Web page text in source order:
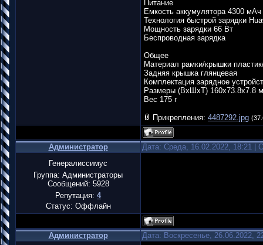
Питание
Емкость аккумулятора 4300 мАч
Технология быстрой зарядки
Мощность зарядки 66 Вт
Беспроводная зарядка
Общее
Материал рамки/крышки
Задняя крышка глянцевая
Комплектация зарядное
Размеры (ВхШхТ) 160x73.8x7.8
Вес 175 г
Прикрепления: 4487292.jpg
Администратор
Дата: Среда, 16.02.2022, 18:21 |
Генералиссимус
Группа: Администраторы
Сообщений: 5928
Репутация: 4
Статус: Оффлайн
Администратор
Дата: Воскресенье, 26.06.2022,